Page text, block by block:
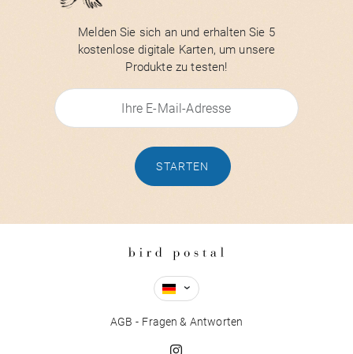
Melden Sie sich an und erhalten Sie 5
kostenlose digitale Karten, um unsere
Produkte zu testen!
STARTEN
AGB Fragen & Antworten